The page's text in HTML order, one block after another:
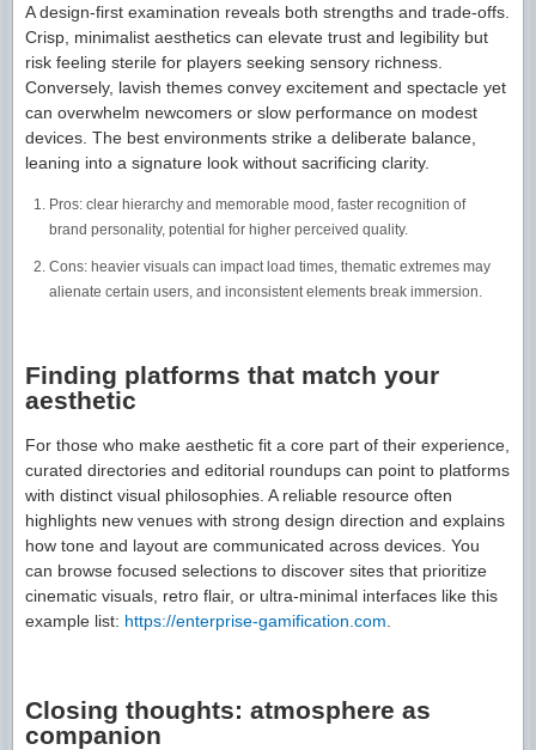
A design-first examination reveals both strengths and trade-offs.
Crisp, minimalist aesthetics can elevate trust and legibility but
risk feeling sterile for players seeking sensory richness.
Conversely, lavish themes convey excitement and spectacle yet
can overwhelm newcomers or slow performance on modest
devices. The best environments strike a deliberate balance,
leaning into a signature look without sacrificing clarity.
Pros: clear hierarchy and memorable mood, faster recognition of
brand personality, potential for higher perceived quality.
Cons: heavier visuals can impact load times, thematic extremes may
alienate certain users, and inconsistent elements break immersion.
Finding platforms that match your
aesthetic
For those who make aesthetic fit a core part of their experience,
curated directories and editorial roundups can point to platforms
with distinct visual philosophies. A reliable resource often
highlights new venues with strong design direction and explains
how tone and layout are communicated across devices. You
can browse focused selections to discover sites that prioritize
cinematic visuals, retro flair, or ultra-minimal interfaces like this
example list: https://enterprise-gamification.com.
Closing thoughts: atmosphere as
companion